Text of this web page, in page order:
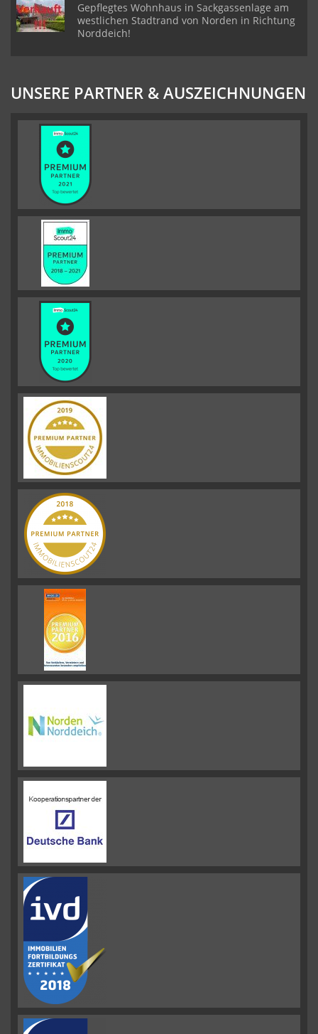
Gepflegtes Wohnhaus in Sackgassenlage am
westlichen Stadtrand von Norden in Richtung
Norddeich!
UNSERE PARTNER & AUSZEICHNUNGEN